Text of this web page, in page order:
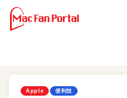
Apple 便利技